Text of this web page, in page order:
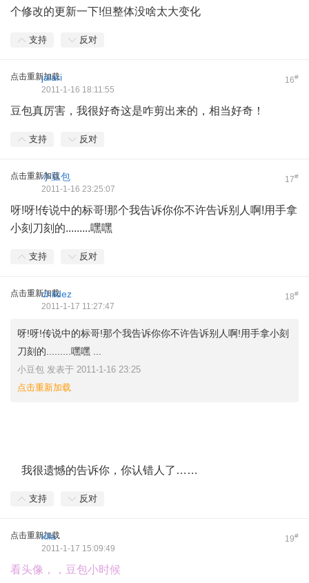
个修改的更新一下!但整体没啥太大变化
支持 反对
点击重新加载 16#
jalari
2011-1-16 18:11:55
豆包真厉害，我很好奇这是咋剪出来的，相当好奇！
支持 反对
点击重新加载 17#
小豆包
2011-1-16 23:25:07
呀!呀!传说中的标哥!那个我告诉你你不许告诉别人啊!用手拿
小刻刀刻的.........嘿嘿
支持 反对
点击重新加载 18#
childez
2011-1-17 11:27:47
呀!呀!传说中的标哥!那个我告诉你你不许告诉别人啊!用手拿小刻
刀刻的.........嘿嘿 ...
小豆包 发表于 2011-1-16 23:25
点击重新加载
我很遗憾的告诉你，你认错人了……
支持 反对
点击重新加载 19#
kila
2011-1-17 15:09:49
看头像，，豆包小时候